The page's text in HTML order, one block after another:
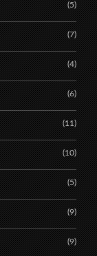
(5)
(7)
(4)
(6)
(11)
(10)
(5)
(9)
(9)